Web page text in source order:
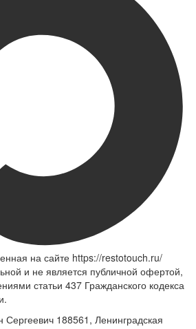
на сайте https://restotouch.ru/
и не является публичной офертой,
статьи 437 Гражданского кодекса
188561, Ленинградская